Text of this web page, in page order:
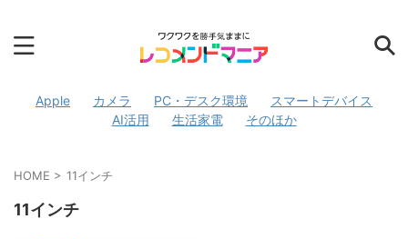
Apple カメラ PC・デスク環境
スマートデバイス
AI活用
生活家電 そのほか
HOME > 11インチ
11インチ